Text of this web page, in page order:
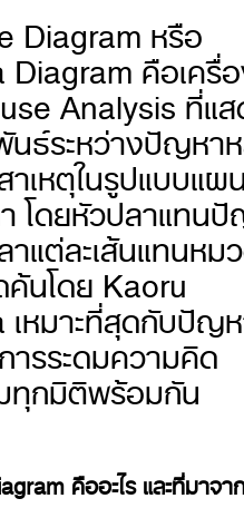
Diagram หรือ
Diagram คือเครื่
Analysis ที่แ
ธ์ระหว่างปัญหา
าเหตุในรูปแบบแ
โดยหัวปลาแทน
าแต่ละเส้นแทนหม
นโดย Kaoru
เหมาะที่สุดกับปัญ
รระดมความคิด
ทุกมิติพร้อมกัน
คืออะไร และที่มาจา